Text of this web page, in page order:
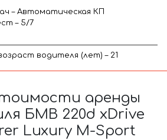
– Автоматическая КП
– 5/7
водителя (лет) – 21
аренды
БМВ 220d xDrive
Luxury M-Sport